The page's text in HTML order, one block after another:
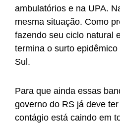
ambulatórios e na UPA.
mesma situação. Como
fazendo seu ciclo natural
termina o surto
Sul.
Para que ainda essas
governo do RS já deve
contágio está caindo em